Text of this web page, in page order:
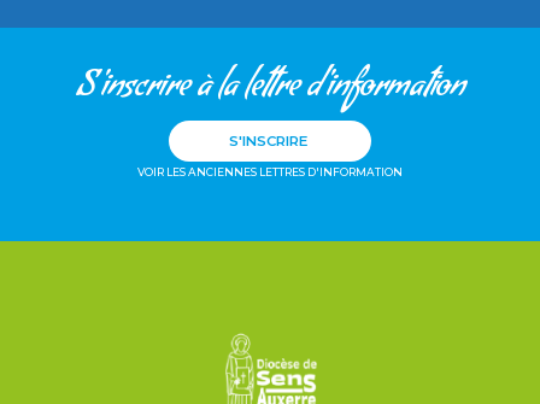
S'inscrire à la lettre d'information
S'INSCRIRE
VOIR LES ANCIENNES LETTRES D'INFORMATION